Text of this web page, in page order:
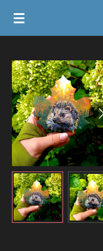
Ga
de
hoofdinhoud